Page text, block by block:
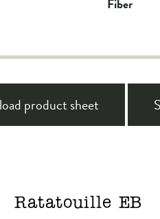
Fiber
product sheet
Ratatouille EB